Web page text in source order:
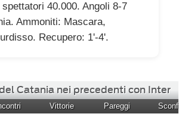
40.000. Angoli 8-7
Ammoniti: Mascara,
Recupero: 1'-4'.
Catania nei precedenti con Inter
Vittorie Pareggi